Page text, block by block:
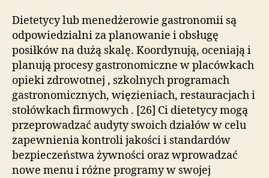
Dietetycy lub menedżerowie gastronomii są
odpowiedzialni za planowanie i obsługę
posiłków na dużą skalę. Koordynują, oceniają i
planują procesy gastronomiczne w placówkach
opieki zdrowotnej , szkolnych programach
gastronomicznych, więzieniach, restauracjach i
stołówkach firmowych . [26] Ci dietetycy mogą
przeprowadzać audyty swoich działów w celu
zapewnienia kontroli jakości i standardów
bezpieczeństwa żywności oraz wprowadzać
nowe menu i różne programy w swojej